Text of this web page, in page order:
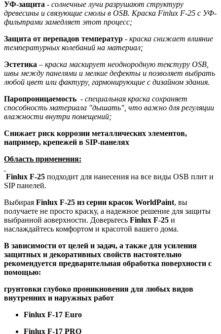
УФ-защита - солнечные лучи разрушают структуру
древесины и связующие смолы в OSB. Краска Finlux F-25 с УФ-
фильтрами замедляет этот процесс;
Защита от перепадов температур - краска снижает влияние
температурных колебаний на материал;
Эстетика – краска маскирует неоднородную текстуру OSB,
швы между панелями и мелкие дефекты и позволяет выбрать
любой цвет или фактуру, гармонирующие с дизайном здания.
Паропроницаемость - специальная краска сохраняет
способность материала "дышать", что важно для регуляции
влажности внутри помещений;
Снижает риск коррозии металлических элементов,
например, крепежей в SIP-панелях
Область применения:
Finlux F-25 подходит для нанесения на все виды OSВ плит и
SIP панелей.
Выбирая Finlux F-25 из серии красок WorldPaint, вы
получаете не просто краску, а надежное решение для защиты
выбранной аоверхности. Доверьтесь Finlux F-25 и
наслаждайтесь комфортом и красотой вашего дома.
В зависимости от целей и задач, а также для усиления
защитных и декоративных свойств настоятельно
рекомендуется предварительная обработка поверхности с
помощью:
грунтовки глубоко проникновения для любых видов
внутренних и наружных работ
Finlux F-17 Euro
Finlux F-17 PRO